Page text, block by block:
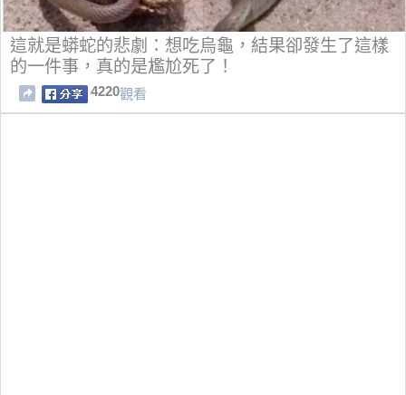
這就是蟒蛇的悲劇：想吃烏龜，結果卻發生了這樣
的一件事，真的是尷尬死了！
4220觀看